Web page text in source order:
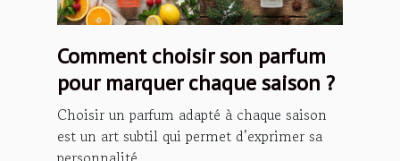
Comment choisir son parfum
pour marquer chaque saison ?
Choisir un parfum adapté à chaque saison
est un art subtil qui permet d’exprimer sa